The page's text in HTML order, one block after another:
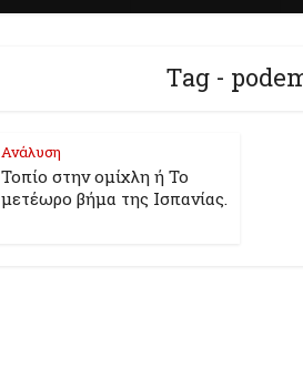
Tag -
Ανάλυση
Τοπίο στην ομίχλη ή Το
μετέωρο βήμα της Ισπανίας.